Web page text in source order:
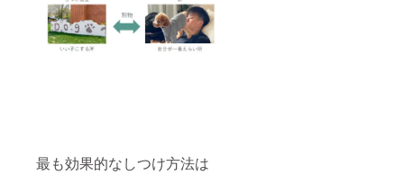
最も効果的なしつけ方法は